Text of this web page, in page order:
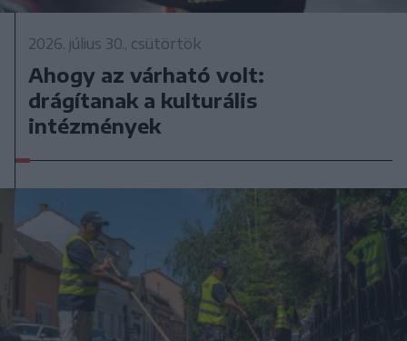
2026. július 30., csütörtök
Ahogy az várható volt:
drágítanak a kulturális
intézmények